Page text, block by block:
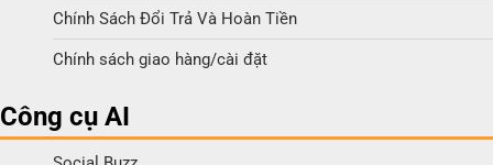
Chính Sách Đổi Trả Và Hoàn Tiền
Chính sách giao hàng/cài đặt
Công cụ AI